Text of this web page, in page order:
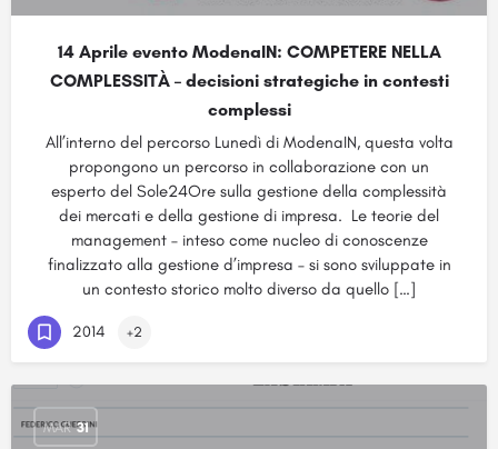
14 Aprile evento ModenaIN: COMPETERE NELLA
COMPLESSITÀ – decisioni strategiche in contesti
complessi
All’interno del percorso Lunedì di ModenaIN, questa volta
propongono un percorso in collaborazione con un
esperto del Sole24Ore sulla gestione della complessità
dei mercati e della gestione di impresa. Le teorie del
management – inteso come nucleo di conoscenze
finalizzato alla gestione d’impresa – si sono sviluppate in
un contesto storico molto diverso da quello […]
2014 +2
MAR 31